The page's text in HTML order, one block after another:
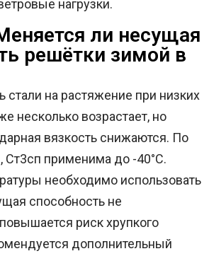
нагрузки.
ли несущая
решётки зимой в
стали на растяжение при низких
несколько возрастает, но
вязкость снижаются. По
Ст3сп применима до -40°С.
необходимо использовать
способность не
риск хрупкого
дополнительный